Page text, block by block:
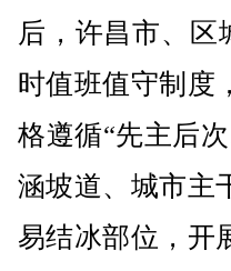
后，许昌市、区
时值班值守制度
格遵循“先主后
涵坡道、城市主
易结冰部位，开